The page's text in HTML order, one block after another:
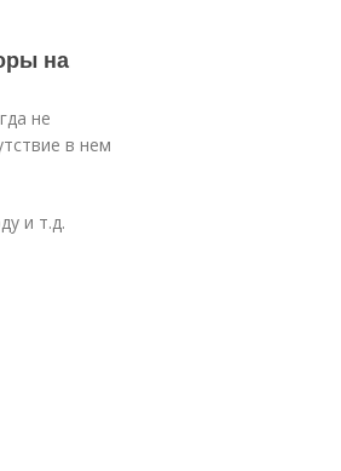
на
не
в нем
и т.д.